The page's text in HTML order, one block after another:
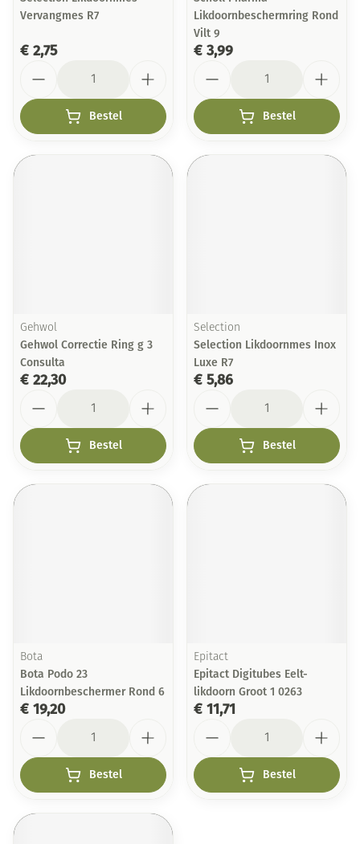
Vervangmes R7
€ 2,75
Bestel
Likdoornbeschermring Rond
Vilt 9
€ 3,99
Bestel
Gehwol
Gehwol Correctie Ring g 3
Consulta
€ 22,30
Bestel
Selection
Selection Likdoornmes Inox
Luxe R7
€ 5,86
Bestel
Bota
Bota Podo 23
Likdoornbeschermer Rond 6
€ 19,20
Bestel
Epitact
Epitact Digitubes Eelt-
likdoorn Groot 1 0263
€ 11,71
Bestel